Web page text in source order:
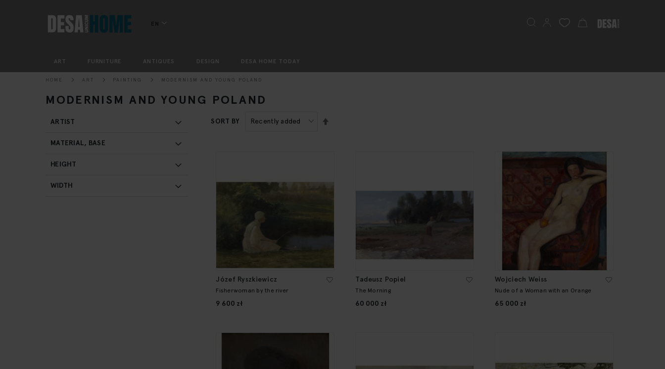
EN
My Cart
Search
ART FURNITURE ANTIQUES DESIGN DESA HOME TODAY
HOME ART PAINTING MODERNISM AND YOUNG POLAND
MODERNISM AND YOUNG POLAND
SORT BY
Józef Ryszkiewicz
Fisherwoman by the river
9 600 zł
Tadeusz Popiel
The Morning
60 000 zł
Wojciech Weiss
Nude of a Woman with an Orange
65 000 zł
ARTIST
MATERIAL, BASE
HEIGHT
WIDTH